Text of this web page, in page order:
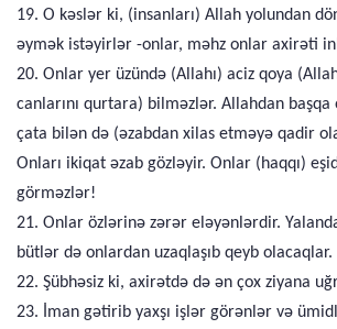
19. O kəslər ki, (insanları) Allah yolundan
əymək istəyirlər -onlar, məhz onlar axirəti
20. Onlar yer üzündə (Allahı) aciz qoya
canlarını qurtara) bilməzlər. Allahdan başqa
çata bilən də (əzabdan xilas etməyə qadir
Onları ikiqat əzab gözləyir. Onlar (haqqı)
görməzlər!
21. Onlar özlərinə zərər eləyənlərdir.
bütlər də onlardan uzaqlaşıb qeyb olacaqlar.
22. Şübhəsiz ki, axirətdə də ən çox ziyana
23. İman gətirib yaxşı işlər görənlər və